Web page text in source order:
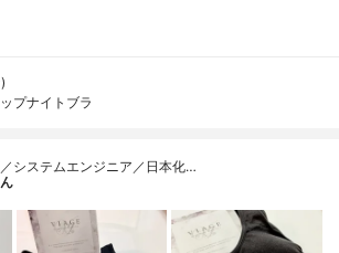
プナイトブラ
システムエンジニア／日本化…